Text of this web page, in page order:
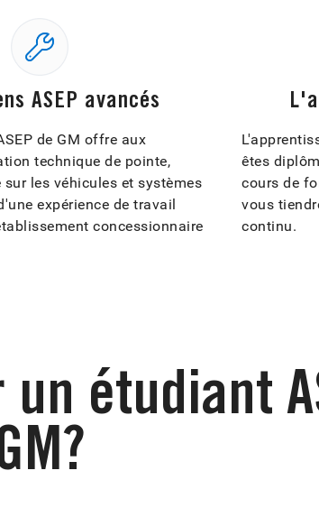
ASEP avancés
de GM offre aux
technique de pointe,
les véhicules et systèmes
expérience de travail
concessionnaire
êtes
cours de
vous
continu.
étudiant